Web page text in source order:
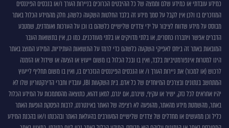
כללים
לשימוש
באתר
כמידע עובדתי או כמידע שלם וממצה של כל ההיבטים הכרוכים בניירות הערך ו/או בנכסים הפיננסים
המוזכרים בו ולכן אין לקבל על סמך מידע זה בלבד החלטות השקעה כלשהן. חלק מהמידע הכלול באתר
מבוסס על מידע שדווח לציבור על ידי צדדים שלישיים כלשהם בו וכן על הערכות ואומדנים, שמטבע
הדברים אפשר ויתבררו כחסרים, או בלתי מדויקים או בלתי מעודכנים. כמו כן, אין בתשואות העבר
המובאות באתר זה ביחס לאפיקי השקעה כלשהם כדי לרמז על התשואות העתידיות. המידע המוצג באתר
הינו למטרות אינפורמטיביות בלבד, ואין בו ובכל הכלול בו משום ייעוץ או הצעה או שידול או הזמנה
לרכוש (או למכור) את ניירות הערך ו/ או הנכסים הפיננסים הנזכרים בו, ואין בו משום תחליף לייעוץ
המתחשב בנתונים ובצרכים המיוחדים של כל אדם. בית השקעות IBI, עובדיו וחברי הדירקטוריון שלו לא
יהיו אחראים לכל נזק, ישיר או עקיף, שיגרם, אם יגרם, למאן דהוא, כתוצאה מהסתמכות על המידע הכלול
באתר, מהשמטת מידע מהאתר, מהופעה לא רציפה של האתר באינטרנט, לרבות הפסקת הופעת האתר
כליל וכן ממעשים או מחדלים של צדדים שלישיים המעורבים בהעלאת האתר ובהכנתו ו/או בהכנת המידע